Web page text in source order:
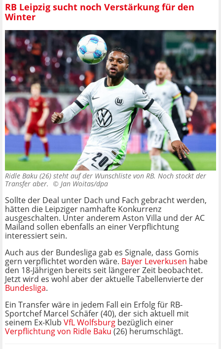
RB Leipzig sucht noch Verstärkung für den
Winter
Ridle Baku (26) steht auf der Wunschliste von RB. Noch stockt der
Transfer aber. © Jan Woitas/dpa
Sollte der Deal unter Dach und Fach gebracht werden,
hätten die Leipziger namhafte Konkurrenz
ausgeschalten. Unter anderem Aston Villa und der AC
Mailand sollen ebenfalls an einer Verpflichtung
interessiert sein.
Auch aus der Bundesliga gab es Signale, dass Gomis
gern verpflichtet worden wäre. Bayer Leverkusen habe
den 18-Jährigen bereits seit längerer Zeit beobachtet.
Jetzt wird es wohl aber der aktuelle Tabellenvierte der
Bundesliga.
Ein Transfer wäre in jedem Fall ein Erfolg für RB-
Sportchef Marcel Schäfer (40), der sich aktuell mit
seinem Ex-Klub VfL Wolfsburg bezüglich einer
Verpflichtung von Ridle Baku (26) herumschlägt.